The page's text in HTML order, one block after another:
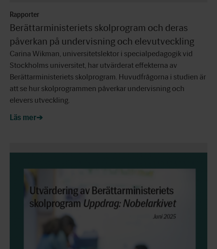
Rapporter
Berättarministeriets skolprogram och deras
påverkan på undervisning och elevutveckling
Carina Wikman, universitetslektor i specialpedagogik vid
Stockholms universitet, har utvärderat effekterna av
Berättarministeriets skolprogram. Huvudfrågorna i studien är
att se hur skolprogrammen påverkar undervisning och
elevers utveckling.
Läs mer